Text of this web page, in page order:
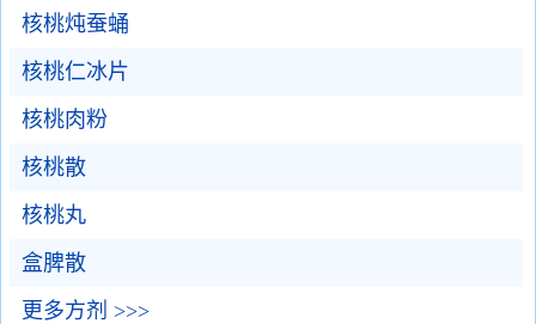
核桃炖蚕蛹
核桃仁冰片
核桃肉粉
核桃散
核桃丸
盒脾散
更多方剂 >>>